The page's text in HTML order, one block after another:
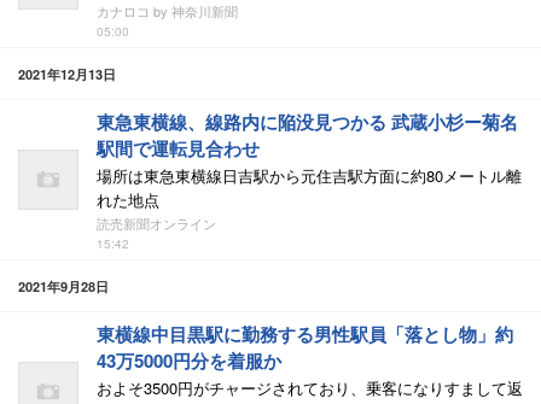
カナロコ by 神奈川新聞
05:00
2021年12月13日
東急東横線、線路内に陥没見つかる 武蔵小杉ー菊名
駅間で運転見合わせ
場所は東急東横線日吉駅から元住吉駅方面に約80メートル離
れた地点
読売新聞オンライン
15:42
2021年9月28日
東横線中目黒駅に勤務する男性駅員「落とし物」約
43万5000円分を着服か
およそ3500円がチャージされており、乗客になりすまして返